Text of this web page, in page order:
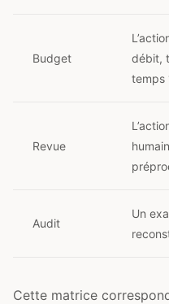
Budget
débit,
temps
Revue
Audit
Un
Cette matrice